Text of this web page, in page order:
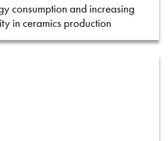
consumption and increasing
in ceramics production